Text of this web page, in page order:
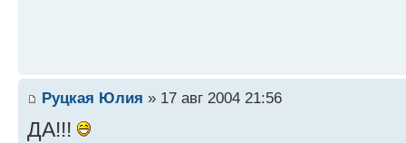
Руцкая Юлия » 17 авг 2004 21:56
ДА!!!